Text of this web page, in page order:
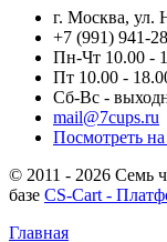
г. Москва, ул.
+7 (991) 941-
Пн-Чт 10.00 -
Пт 10.00 -
Сб-Вс -
mail@7cups.ru
Посмотреть на
© 2011 - 2026 Семь
базе CS-Cart -
Главная